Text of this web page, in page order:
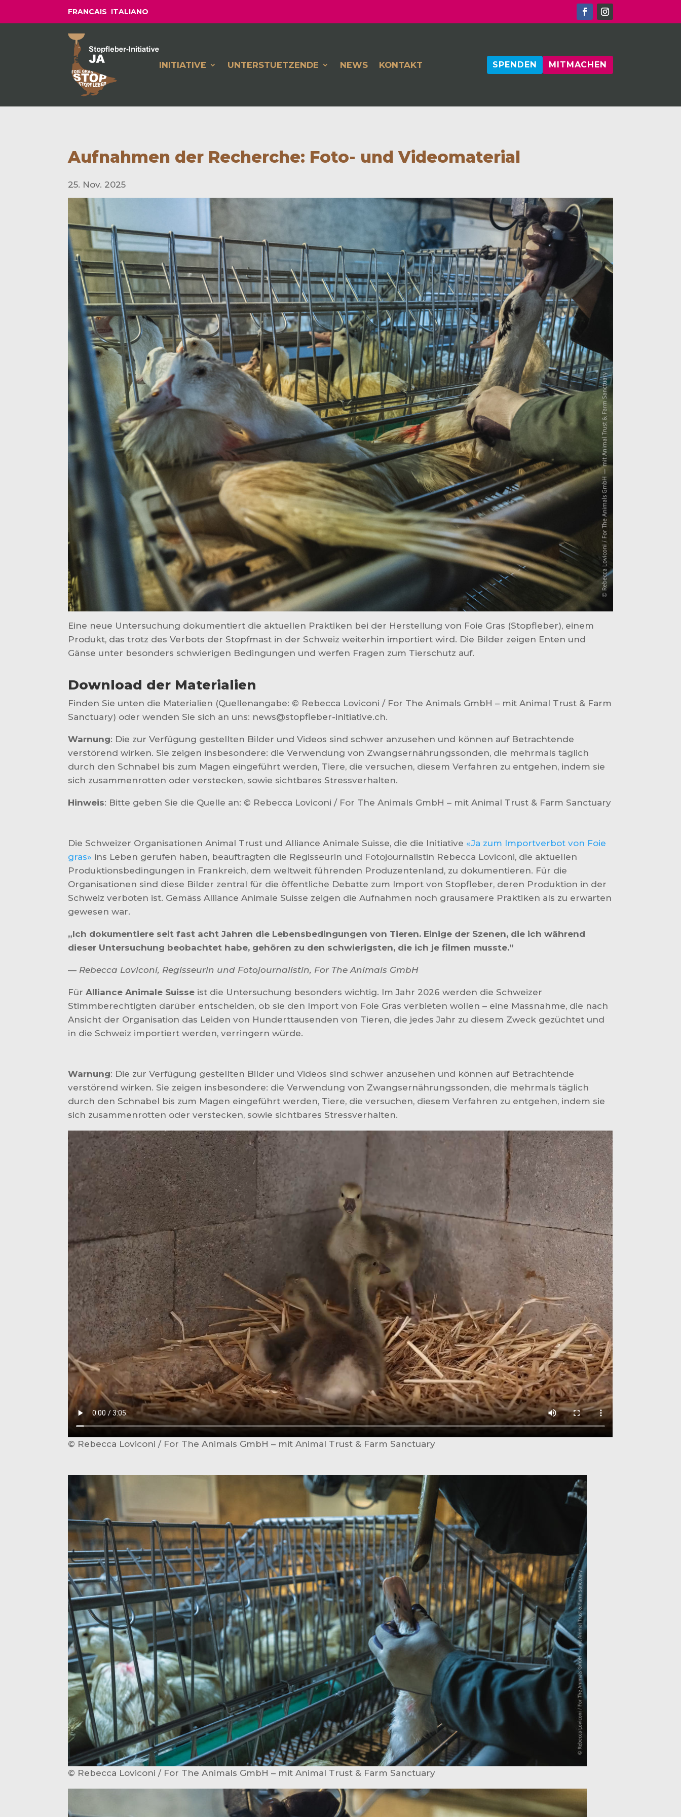
FRANCAIS ITALIANO
INITIATIVE UNTERSTUETZENDE NEWS KONTAKT SPENDEN MITMACHEN
Aufnahmen der Recherche: Foto- und Videomaterial
25. Nov. 2025
Eine neue Untersuchung dokumentiert die aktuellen Praktiken bei der Herstellung von Foie Gras (Stopfleber), einem
Produkt, das trotz des Verbots der Stopfmast in der Schweiz weiterhin importiert wird. Die Bilder zeigen Enten und
Gänse unter besonders schwierigen Bedingungen und werfen Fragen zum Tierschutz auf.
Download der Materialien
Finden Sie unten die Materialien (Quellenangabe: © Rebecca Loviconi / For The Animals GmbH – mit Animal Trust & Farm
Sanctuary) oder wenden Sie sich an uns: news@stopfleber-initiative.ch.
Warnung: Die zur Verfügung gestellten Bilder und Videos sind schwer anzusehen und können auf Betrachtende
verstörend wirken. Sie zeigen insbesondere: die Verwendung von Zwangsernährungssonden, die mehrmals täglich
durch den Schnabel bis zum Magen eingeführt werden, Tiere, die versuchen, diesem Verfahren zu entgehen, indem sie
sich zusammenrotten oder verstecken, sowie sichtbares Stressverhalten.
Hinweis: Bitte geben Sie die Quelle an: © Rebecca Loviconi / For The Animals GmbH – mit Animal Trust & Farm Sanctuary
Die Schweizer Organisationen Animal Trust und Alliance Animale Suisse, die die Initiative «Ja zum Importverbot von Foie
gras» ins Leben gerufen haben, beauftragten die Regisseurin und Fotojournalistin Rebecca Loviconi, die aktuellen
Produktionsbedingungen in Frankreich, dem weltweit führenden Produzentenland, zu dokumentieren. Für die
Organisationen sind diese Bilder zentral für die öffentliche Debatte zum Import von Stopfleber, deren Produktion in der
Schweiz verboten ist. Gemäss Alliance Animale Suisse zeigen die Aufnahmen noch grausamere Praktiken als zu erwarten
gewesen war.
„Ich dokumentiere seit fast acht Jahren die Lebensbedingungen von Tieren. Einige der Szenen, die ich während
dieser Untersuchung beobachtet habe, gehören zu den schwierigsten, die ich je filmen musste.”
— Rebecca Loviconi, Regisseurin und Fotojournalistin, For The Animals GmbH
FürAlliance Animale Suisse ist die Untersuchung besonders wichtig. Im Jahr 2026 werden die Schweizer
Stimmberechtigten darüber entscheiden, ob sie den Import von Foie Gras verbieten wollen – eine Massnahme, die nach
Ansicht der Organisation das Leiden von Hunderttausenden von Tieren, die jedes Jahr zu diesem Zweck gezüchtet und
in die Schweiz importiert werden, verringern würde.
Warnung: Die zur Verfügung gestellten Bilder und Videos sind schwer anzusehen und können auf Betrachtende
verstörend wirken. Sie zeigen insbesondere: die Verwendung von Zwangsernährungssonden, die mehrmals täglich
durch den Schnabel bis zum Magen eingeführt werden, Tiere, die versuchen, diesem Verfahren zu entgehen, indem sie
sich zusammenrotten oder verstecken, sowie sichtbares Stressverhalten.
© Rebecca Loviconi / For The Animals GmbH – mit Animal Trust & Farm Sanctuary
© Rebecca Loviconi / For The Animals GmbH – mit Animal Trust & Farm Sanctuary